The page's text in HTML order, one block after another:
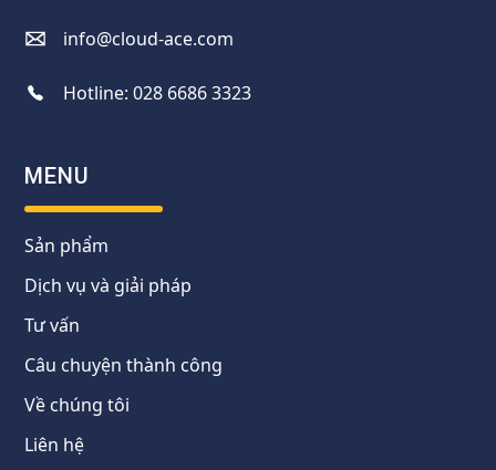
info@cloud-ace.com
Hotline:028 6686 3323
MENU
Sản phẩm
Dịch vụ và giải pháp
Tư vấn
Câu chuyện thành công
Về chúng tôi
Liên hệ